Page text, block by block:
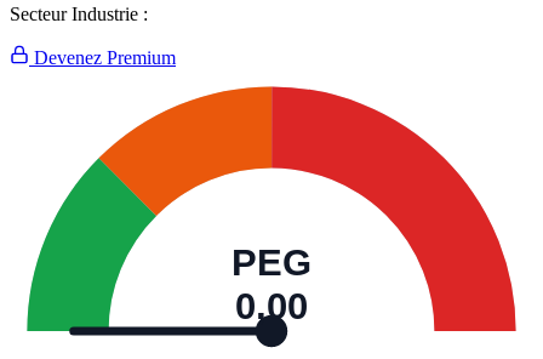
Secteur Industrie :
Devenez Premium
PEG
0,00